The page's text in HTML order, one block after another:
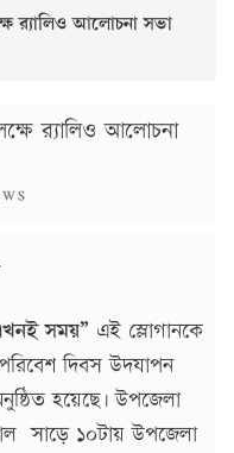
র‍্যালিও আলোচনা সভা
র‍্যালিও আলোচনা
সময়” এই স্লোগানকে
দিবস উদযাপন
হয়েছে৷ উপজেলা
সাড়ে ১০টায় উপজেলা